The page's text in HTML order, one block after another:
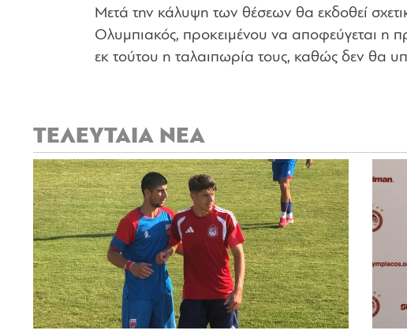
Μετά την κάλυψη των θέσεων θα εκδοθεί
Ολυμπιακός, προκειμένου να αποφεύγεται η
εκ τούτου η ταλαιπωρία τους, καθώς δεν θα
ΤΕΛΕΥΤΑΙΑ ΝΕΑ